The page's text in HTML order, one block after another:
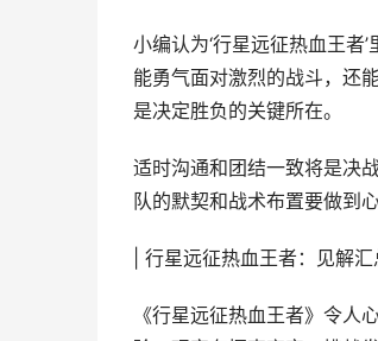
小编认为‘行星远征热血王者
能勇气面对激烈的战斗，还
是决定胜负的关键所在。
适时沟通和团结一致将是决
队的默契和战术布置要做到心
| 行星远征热血王者：见解汇
《行星远征热血王者》令人